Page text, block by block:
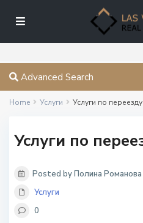
Advanced Search
Home Услуги Услуги по
Услуги по
Posted by Полина
Услуги
0